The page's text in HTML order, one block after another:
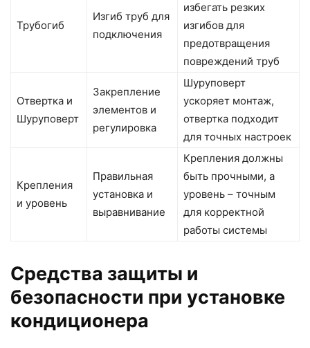
Трубогиб
Изгиб труб для
подключения
избегать резких
изгибов для
предотвращения
повреждений труб
Отвертка и
Шуруповерт
Закрепление
элементов и
регулировка
Шуруповерт
ускоряет монтаж,
отвертка подходит
для точных настроек
Крепления
и уровень
Правильная
установка и
выравнивание
Крепления должны
быть прочными, а
уровень – точным
для корректной
работы системы
Средства защиты и
безопасности при установке
кондиционера